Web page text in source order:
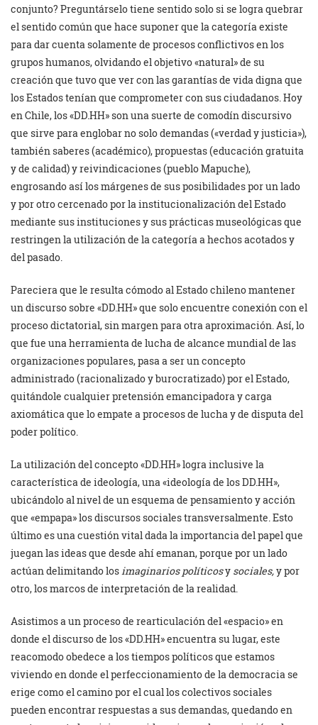
conjunto? Preguntárselo tiene sentido solo si se logra quebrar
el sentido común que hace suponer que la categoría existe
para dar cuenta solamente de procesos conflictivos en los
grupos humanos, olvidando el objetivo «natural» de su
creación que tuvo que ver con las garantías de vida digna que
los Estados tenían que comprometer con sus ciudadanos. Hoy
en Chile, los «DD.HH» son una suerte de comodín discursivo
que sirve para englobar no solo demandas («verdad y justicia»),
también saberes (académico), propuestas (educación gratuita
y de calidad) y reivindicaciones (pueblo Mapuche),
engrosando así los márgenes de sus posibilidades por un lado
y por otro cercenado por la institucionalización del Estado
mediante sus instituciones y sus prácticas museológicas que
restringen la utilización de la categoría a hechos acotados y
del pasado.
Pareciera que le resulta cómodo al Estado chileno mantener
un discurso sobre «DD.HH» que solo encuentre conexión con el
proceso dictatorial, sin margen para otra aproximación. Así, lo
que fue una herramienta de lucha de alcance mundial de las
organizaciones populares, pasa a ser un concepto
administrado (racionalizado y burocratizado) por el Estado,
quitándole cualquier pretensión emancipadora y carga
axiomática que lo empate a procesos de lucha y de disputa del
poder político.
La utilización del concepto «DD.HH» logra inclusive la
característica de ideología, una «ideología de los DD.HH»,
ubicándolo al nivel de un esquema de pensamiento y acción
que «empapa» los discursos sociales transversalmente. Esto
último es una cuestión vital dada la importancia del papel que
juegan las ideas que desde ahí emanan, porque por un lado
actúan delimitando losimaginarios políticosy sociales,y por
otro, los marcos de interpretación de la realidad.
Asistimos a un proceso de rearticulación del «espacio» en
donde el discurso de los «DD.HH» encuentra su lugar, este
reacomodo obedece a los tiempos políticos que estamos
viviendo en donde el perfeccionamiento de la democracia se
erige como el camino por el cual los colectivos sociales
pueden encontrar respuestas a sus demandas, quedando en